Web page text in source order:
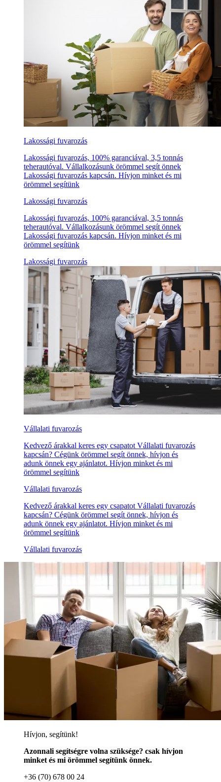
Lakossági fuvarozás
Lakossági fuvarozás, 100% garanciával, 3,5 tonnás
teherautóval. Vállalkozásunk örömmel segít önnek
Lakossági fuvarozás kapcsán. Hívjon minket és mi
örömmel segítünk
Lakossági fuvarozás
Lakossági fuvarozás, 100% garanciával, 3,5 tonnás
teherautóval. Vállalkozásunk örömmel segít önnek
Lakossági fuvarozás kapcsán. Hívjon minket és mi
örömmel segítünk
Lakossági fuvarozás
Vállalati fuvarozás
Kedvező árakkal keres egy csapatot Vállalati fuvarozás
kapcsán? Cégünk örömmel segít önnek, hívjon és
adunk önnek egy ajánlatot. Hívjon minket és mi
örömmel segítünk
Vállalati fuvarozás
Kedvező árakkal keres egy csapatot Vállalati fuvarozás
kapcsán? Cégünk örömmel segít önnek, hívjon és
adunk önnek egy ajánlatot. Hívjon minket és mi
örömmel segítünk
Vállalati fuvarozás
Hívjon, segítünk!
Azonnali segítségre volna szüksége? csak hívjon
minket és mi örömmel segítünk önnek.
+36 (70) 678 00 24